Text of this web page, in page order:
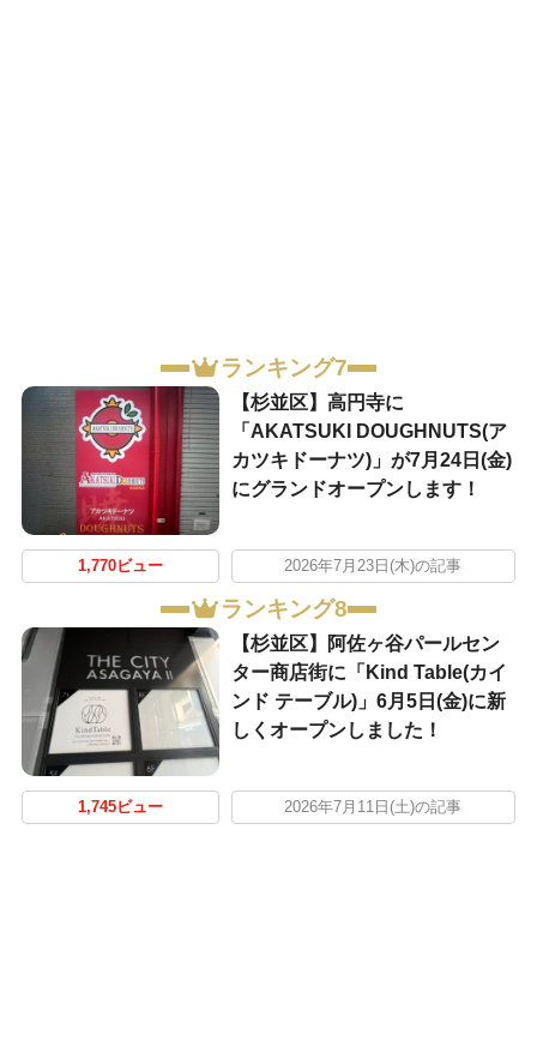
ランキング7
【杉並区】高円寺に
「AKATSUKI DOUGHNUTS(ア
カツキドーナツ)」が7月24日(金)
にグランドオープンします！
1,770ビュー 2026年7月23日(木)の記事
ランキング8
【杉並区】阿佐ヶ谷パールセン
ター商店街に「Kind Table(カイ
ンド テーブル)」6月5日(金)に新
しくオープンしました！
1,745ビュー 2026年7月11日(土)の記事